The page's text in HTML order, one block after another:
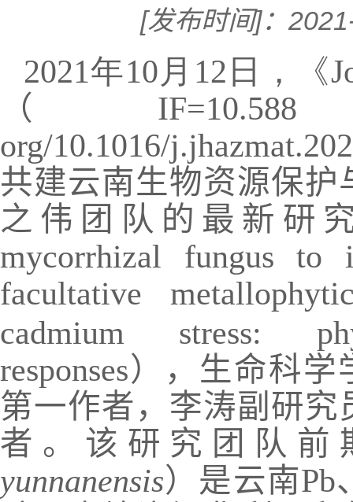
[发布时间]：
2021年10 月 12 日，《
（ IF=10.588
org/10.1016/
共建云南生物资源保
之伟团队的最新研
mycorrhizal fungus to
facultative
cadmium stress:
responses），生命科学
第一作者，李涛副研究
者。该研究团队
yunnanensis）是云南Pb